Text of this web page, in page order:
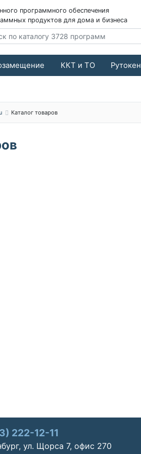
программного обеспечения
продуктов для дома и бизнеса
ККТ и ТО Рутокен
Каталог товаров
222-12-11
ул. Щорса 7, офис 270